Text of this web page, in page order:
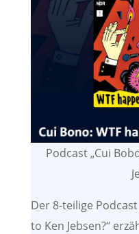
Podcast „Cui
Der 8-teilige
to Ken Jebsen?“